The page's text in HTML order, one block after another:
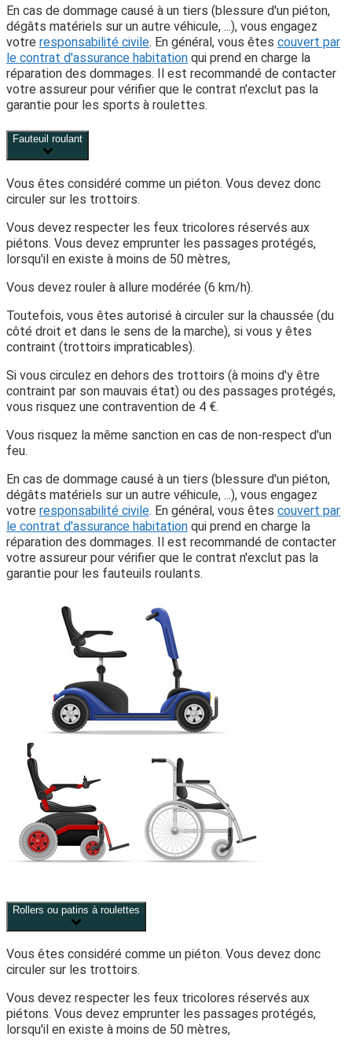
En cas de dommage causé à un tiers (blessure d'un piéton,
dégâts matériels sur un autre véhicule, ...), vous engagez
votreresponsabilité civile. En général, vous êtes couvert par
le contrat d'assurance habitationqui prend en charge la
réparation des dommages. Il est recommandé de contacter
votre assureur pour vérifier que le contrat n'exclut pas la
garantie pour les sports à roulettes.
Fauteuil roulant
Vous êtes considéré comme un piéton. Vous devez donc
circuler sur les trottoirs.
Vous devez respecter les feux tricolores réservés aux
piétons. Vous devez emprunter les passages protégés,
lorsqu'il en existe à moins de 50 mètres,
Vous devez rouler à allure modérée (6 km/h).
Toutefois, vous êtes autorisé à circuler sur la chaussée (du
côté droit et dans le sens de la marche), si vous y êtes
contraint (trottoirs impraticables).
Si vous circulez en dehors des trottoirs (à moins d'y être
contraint par son mauvais état) ou des passages protégés,
vous risquez une contravention de 4 €.
Vous risquez la même sanction en cas de non-respect d'un
feu.
En cas de dommage causé à un tiers (blessure d'un piéton,
dégâts matériels sur un autre véhicule, ...), vous engagez
votreresponsabilité civile. En général, vous êtes couvert par
le contrat d'assurance habitationqui prend en charge la
réparation des dommages. Il est recommandé de contacter
votre assureur pour vérifier que le contrat n'exclut pas la
garantie pour les fauteuils roulants.
Rollers ou patins à roulettes
Vous êtes considéré comme un piéton. Vous devez donc
circuler sur les trottoirs.
Vous devez respecter les feux tricolores réservés aux
piétons. Vous devez emprunter les passages protégés,
lorsqu'il en existe à moins de 50 mètres,